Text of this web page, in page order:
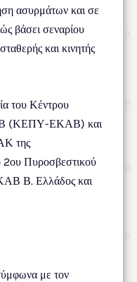
ασυρμάτων και σε
βάσει σεναρίου
και κινητής
του Κέντρου
(ΚΕΠΥ-ΕΚΑΒ) και
της
2ου Πυροσβεστικού
Β. Ελλάδος και
με τον